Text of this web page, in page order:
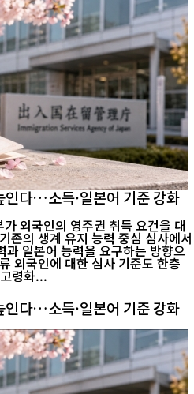
인다…소득·일본어 기준 강화
외국인의 영주권 취득 요건을 대
존의 생계 유지 능력 중심 심사에서
과 일본어 능력을 요구하는 방향으
외국인에 대한 심사 기준도 한층
령화...
인다…소득·일본어 기준 강화